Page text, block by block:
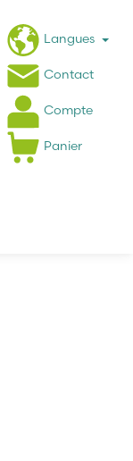
Langues
Contact
Compte
Panier